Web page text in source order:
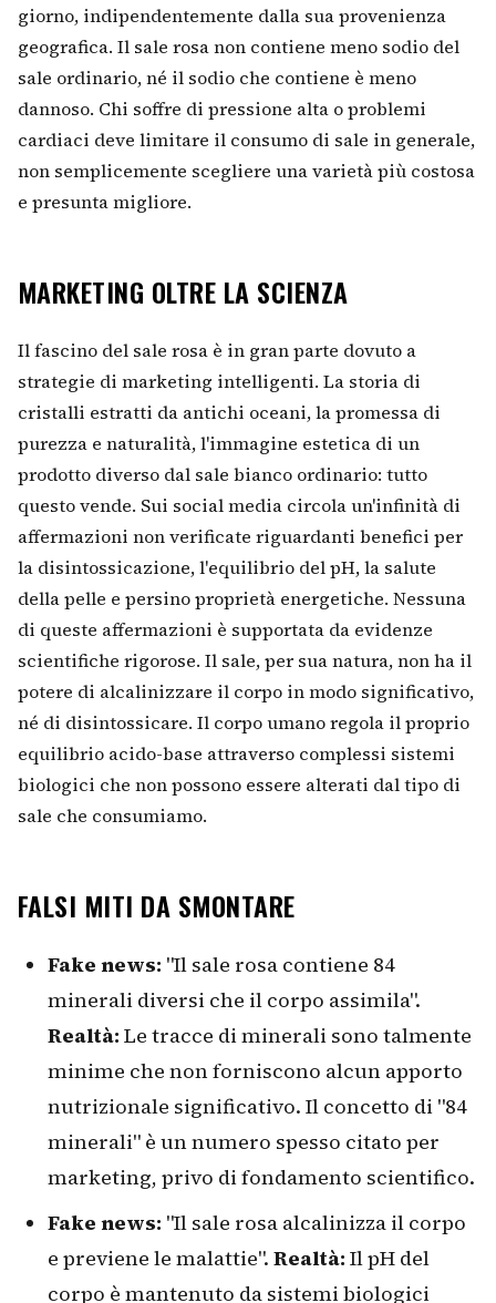
giorno, indipendentemente dalla sua provenienza
geografica. Il sale rosa non contiene meno sodio del
sale ordinario, né il sodio che contiene è meno
dannoso. Chi soffre di pressione alta o problemi
cardiaci deve limitare il consumo di sale in generale,
non semplicemente scegliere una varietà più costosa
e presunta migliore.
MARKETING OLTRE LA SCIENZA
Il fascino del sale rosa è in gran parte dovuto a
strategie di marketing intelligenti. La storia di
cristalli estratti da antichi oceani, la promessa di
purezza e naturalità, l'immagine estetica di un
prodotto diverso dal sale bianco ordinario: tutto
questo vende. Sui social media circola un'infinità di
affermazioni non verificate riguardanti benefici per
la disintossicazione, l'equilibrio del pH, la salute
della pelle e persino proprietà energetiche. Nessuna
di queste affermazioni è supportata da evidenze
scientifiche rigorose. Il sale, per sua natura, non ha il
potere di alcalinizzare il corpo in modo significativo,
né di disintossicare. Il corpo umano regola il proprio
equilibrio acido-base attraverso complessi sistemi
biologici che non possono essere alterati dal tipo di
sale che consumiamo.
FALSI MITI DA SMONTARE
Fake news: "Il sale rosa contiene 84
minerali diversi che il corpo assimila".
Realtà: Le tracce di minerali sono talmente
minime che non forniscono alcun apporto
nutrizionale significativo. Il concetto di "84
minerali" è un numero spesso citato per
marketing, privo di fondamento scientifico.
Fake news: "Il sale rosa alcalinizza il corpo
e previene le malattie". Realtà: Il pH del
corpo è mantenuto da sistemi biologici